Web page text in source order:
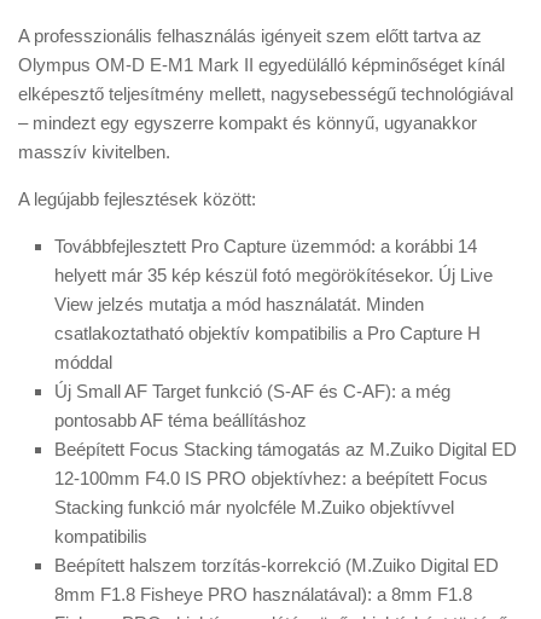
A professzionális felhasználás igényeit szem előtt tartva az
Olympus OM-D E-M1 Mark II egyedülálló képminőséget kínál
elképesztő teljesítmény mellett, nagysebességű technológiával
– mindezt egy egyszerre kompakt és könnyű, ugyanakkor
masszív kivitelben.
A legújabb fejlesztések között:
Továbbfejlesztett Pro Capture üzemmód: a korábbi 14
helyett már 35 kép készül fotó megörökítésekor. Új Live
View jelzés mutatja a mód használatát. Minden
csatlakoztatható objektív kompatibilis a Pro Capture H
móddal
Új Small AF Target funkció (S-AF és C-AF): a még
pontosabb AF téma beállításhoz
Beépített Focus Stacking támogatás az M.Zuiko Digital ED
12-100mm F4.0 IS PRO objektívhez: a beépített Focus
Stacking funkció már nyolcféle M.Zuiko objektívvel
kompatibilis
Beépített halszem torzítás-korrekció (M.Zuiko Digital ED
8mm F1.8 Fisheye PRO használatával): a 8mm F1.8